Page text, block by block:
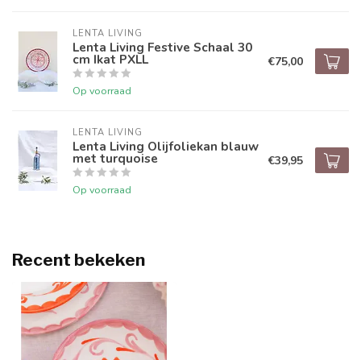
LENTA LIVING
Lenta Living Festive Schaal 30
cm Ikat PXLL
Op voorraad
€75,00
LENTA LIVING
Lenta Living Olijfoliekan blauw
met turquoise
Op voorraad
€39,95
Recent bekeken